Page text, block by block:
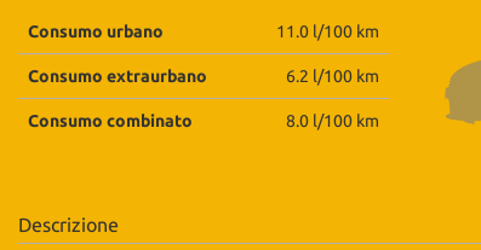
Consumo urbano 11.0 l/100 km
Consumo extraurbano 6.2 l/100 km
Consumo combinato 8.0 l/100 km
Descrizione
momento.
Cookie necessari